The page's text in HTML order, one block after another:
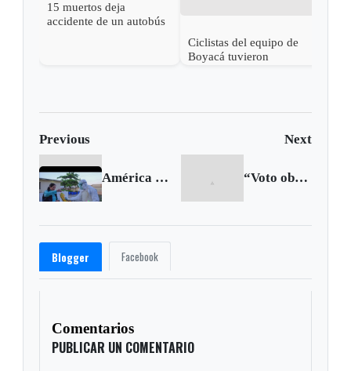
15 muertos deja
accidente de un autobús
Ciclistas del equipo de
Boyacá tuvieron
Previous Next
América Latina no está preparada para enfrentar el Ébola “Voto obligatorio no puede ser una trampa para la oposición”: Humberto de la Calle
Blogger Facebook
Comentarios
PUBLICAR UN COMENTARIO